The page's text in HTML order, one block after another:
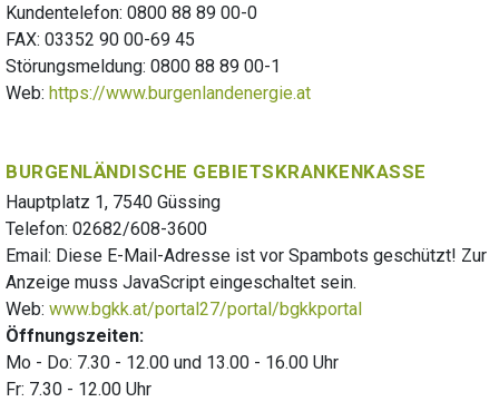
Kundentelefon: 0800 88 89 00-0
FAX: 03352 90 00-69 45
Störungsmeldung: 0800 88 89 00-1
Web: https://www.burgenlandenergie.at
BURGENLÄNDISCHE GEBIETSKRANKENKASSE
Hauptplatz 1, 7540 Güssing
Telefon: 02682/608-3600
Email: Diese E-Mail-Adresse ist vor Spambots geschützt! Zur
Anzeige muss JavaScript eingeschaltet sein.
Web: www.bgkk.at/portal27/portal/bgkkportal
Öffnungszeiten:
Mo - Do: 7.30 - 12.00 und 13.00 - 16.00 Uhr
Fr: 7.30 - 12.00 Uhr